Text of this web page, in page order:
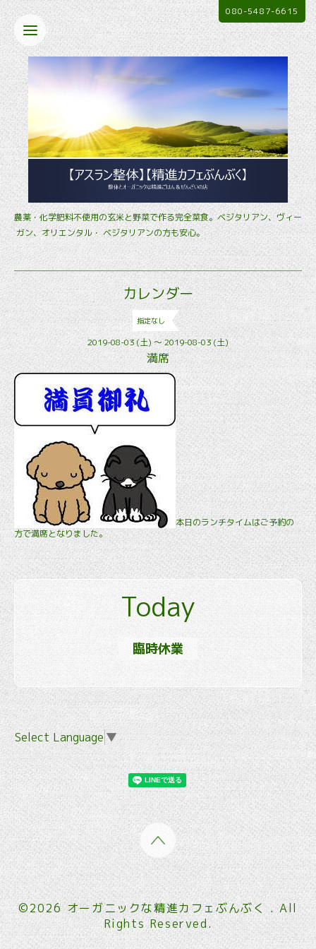
農薬・化学肥料不使用の玄米と野菜で作る完全菜食。ベジタリアン、ヴィー
ガン、オリエンタル・ ベジタリアンの方も安心。
080-5487-6615
カレンダー
指定なし
2019-08-03 (土) ～ 2019-08-03 (土)
満席
本日のランチタイムはご予約の
方で満席となりました。
Today
臨時休業
Select Language ▼
©2026オーガニックな精進カフェぶんぶく. All
Rights Reserved.